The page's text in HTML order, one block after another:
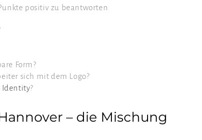
positiv zu beantworten
Form?
sich mit dem Logo?
Identity?
– die Mischung